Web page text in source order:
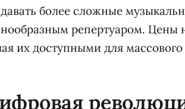
более сложные
репертуаром. Цены
их доступными для массового